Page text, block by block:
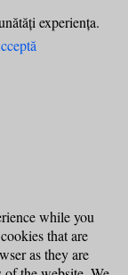
experiența.
while you
that are
as they are